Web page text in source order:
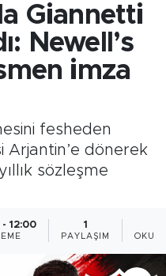
Giannetti
Newell’s
imza
fesheden
Arjantin’e dönerek
sözleşme
12:00 1
PAYLAŞIM